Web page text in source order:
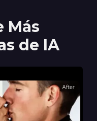
Más
de IA